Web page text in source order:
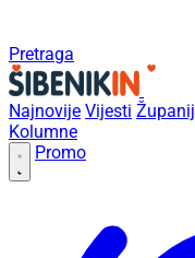
Pretraga
Najnovije Vijesti
Kolumne
Promo